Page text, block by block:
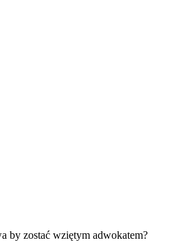
by zostać wziętym adwokatem?